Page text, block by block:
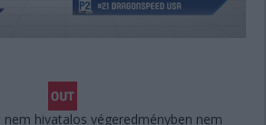
nem hivatalos végeredményben nem